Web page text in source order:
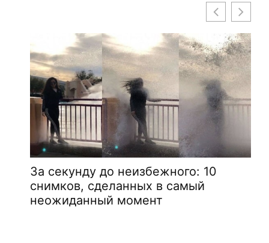
За секунду до неизбежного: 10
снимков, сделанных в самый
неожиданный момент